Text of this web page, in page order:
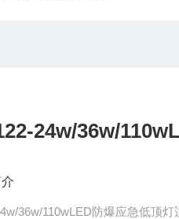
24w/36w/
36w/110wLED防爆应急低顶